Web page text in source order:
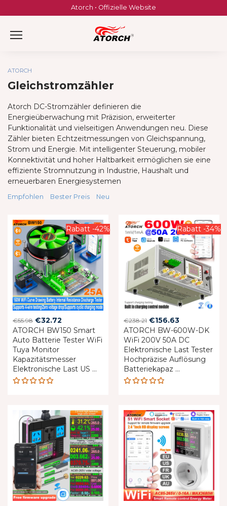
to
Atorch • Offizielle Website
ATORCH
Gleichstromzähler
Atorch DC-Stromzähler definieren die
Energieüberwachung mit Präzision, erweiterter
Funktionalität und vielseitigen Anwendungen neu. Diese
Zähler bieten Echtzeitmessungen von Gleichspannung,
Strom und Energie. Mit intelligenter Steuerung, mobiler
Konnektivität und hoher Haltbarkeit ermöglichen sie eine
effiziente Stromnutzung in Industrie, Haushalt und
erneuerbaren Energiesystemen
Empfohlen Bester Preis Neu
Rabatt -42%
€55.98 Original
price
was:
€55.98.
€32.72
price
is:
ATORCH BW150 Smart
Auto Batterie Tester WiFi
Tuya Monitor
Kapazitätsmesser
Elektronische Last US ...
Rabatt -34%
€238.21 Original
price
was:
€238.21.
€156.63Current
price
is:
€156.63.
ATORCH BW-600W-DK
WiFi 200V 50A DC
Elektronische Last Tester
Hochpräzise Auflösung
Batteriekapaz ...
of 5